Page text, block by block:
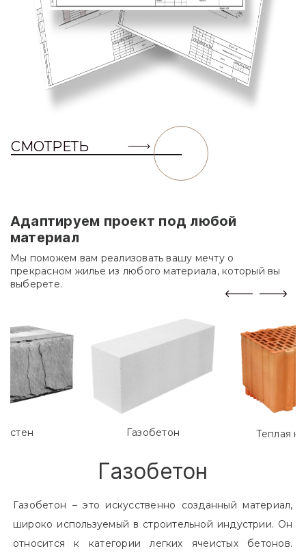
СМОТРЕТЬ
Адаптируем проект под любой
материал
Мы поможем вам реализовать вашу мечту о
прекрасном жилье из любого материала, который вы
выберете.
Газобетон Теплая
Газобетон
Газобетон – это искусственно созданный материал,
широко используемый в строительной индустрии. Он
относится к категории легких ячеистых бетонов.